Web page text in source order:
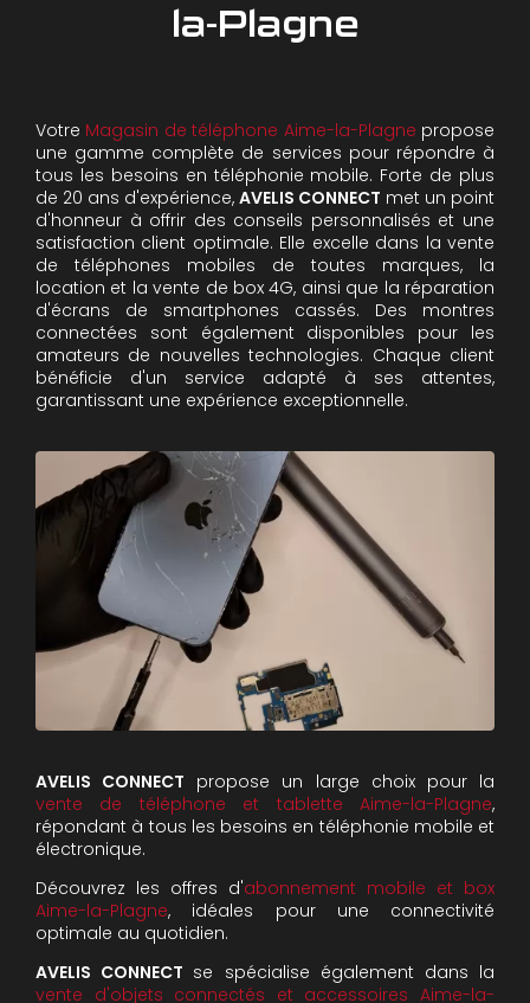
la-Plagne
Votre Magasin de téléphone Aime-la-Plagne propose
une gamme complète de services pour répondre à
tous les besoins en téléphonie mobile. Forte de plus
de 20 ans d'expérience, AVELIS CONNECT met un point
d'honneur à offrir des conseils personnalisés et une
satisfaction client optimale. Elle excelle dans la vente
de téléphones mobiles de toutes marques, la
location et la vente de box 4G, ainsi que la réparation
d'écrans de smartphones cassés. Des montres
connectées sont également disponibles pour les
amateurs de nouvelles technologies. Chaque client
bénéficie d'un service adapté à ses attentes,
garantissant une expérience exceptionnelle.
AVELIS CONNECT propose un large choix pour la
vente de téléphone et tablette Aime-la-Plagne,
répondant à tous les besoins en téléphonie mobile et
électronique.
Découvrez les offres d'abonnement mobile et box
Aime-la-Plagne, idéales pour une connectivité
optimale au quotidien.
AVELIS CONNECT se spécialise également dans la
vente d'objets connectés et accessoires Aime-la-